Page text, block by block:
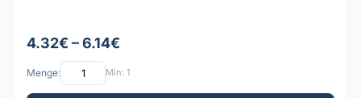
4.32€ – 6.14€
Menge: Min: 1